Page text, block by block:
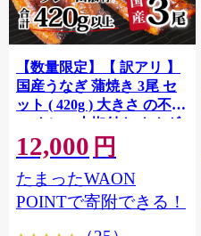
【数量限定】【 訳アリ 】
国産うなぎ 蒲焼き 3尾 セ
ット ( 420g ) 大きさ の不揃
い タレ・山椒付き ウナギ
鰻 ふぞろい 不揃い うな重
ひつまぶし 人気 茨城 八千
代町 ふるさと納税 冷凍
[SF951ya]
12,000 円
たまったWAON
POINTで寄附できる！